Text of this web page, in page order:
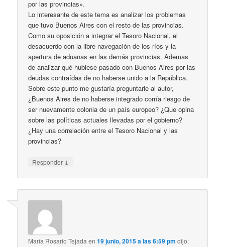
por las provincias».
Lo interesante de este tema es analizar los problemas
que tuvo Buenos Aires con el resto de las provincias.
Como su oposición a integrar el Tesoro Nacional, el
desacuerdo con la libre navegación de los ríos y la
apertura de aduanas en las demás provincias. Ademas
de analizar qué hubiese pasado con Buenos Aires por las
deudas contraídas de no haberse unido a la República.
Sobre este punto me gustaría preguntarle al autor,
¿Buenos Aires de no haberse integrado corría riesgo de
ser nuevamente colonia de un país europeo? ¿Que opina
sobre las políticas actuales llevadas por el gobierno?
¿Hay una correlación entre el Tesoro Nacional y las
provincias?
Responder ↓
María Rosario Tejada en19 junio, 2015 a las 6:59 pm dijo: